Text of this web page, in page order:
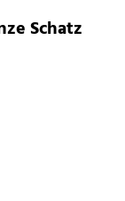
Schatz